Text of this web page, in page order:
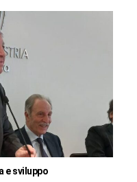
e sviluppo